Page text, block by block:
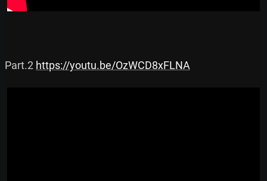
Part.2 https://youtu.be/OzWCD8xFLNA